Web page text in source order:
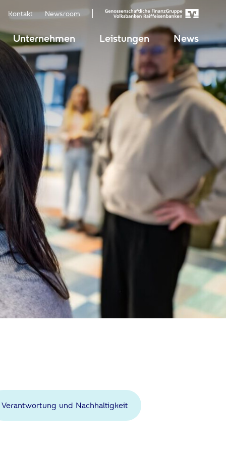
Unternehmen Leistungen News
Kontakt Newsroom
Verantwortung und Nachhaltigkeit